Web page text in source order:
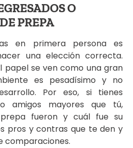
O
PREPA
en primera persona es
una elección correcta.
papel se ven como una gran
es pesadísimo y no
Por eso, si tienes
amigos mayores que tú,
fueron y cuál fue su
pros y contras que te den y
comparaciones.